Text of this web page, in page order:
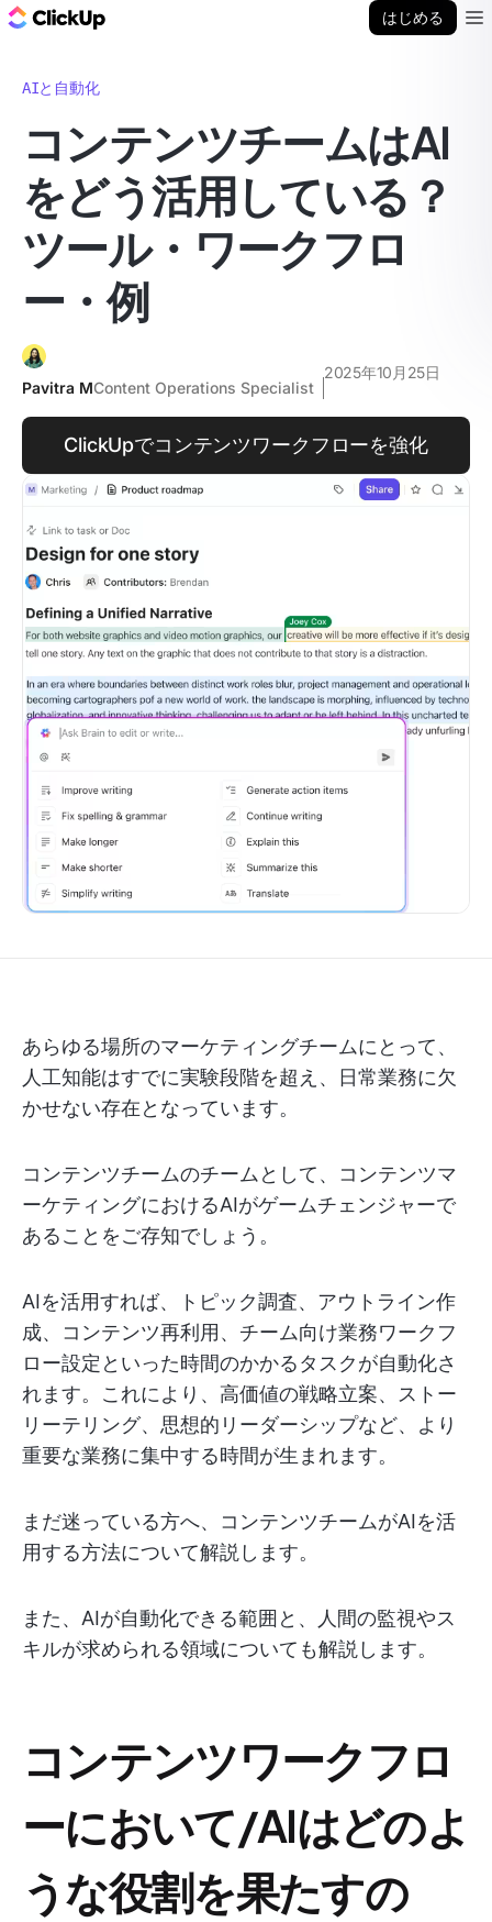
はじめる
AIと自動化
コンテンツチームはAI
をどう活用している？
ツール・ワークフロ
ー・例
Pavitra MContent Operations Specialist
2025年10月25日
ClickUpでコンテンツワークフローを強化
あらゆる場所のマーケティングチームにとって、
人工知能はすでに実験段階を超え、日常業務に欠
かせない存在となっています。
コンテンツチームのチームとして、コンテンツマ
ーケティングにおけるAIがゲームチェンジャーで
あることをご存知でしょう。
AIを活用すれば、トピック調査、アウトライン作
成、コンテンツ再利用、チーム向け業務ワークフ
ロー設定といった時間のかかるタスクが自動化さ
れます。これにより、高価値の戦略立案、ストー
リーテリング、思想的リーダーシップなど、より
重要な業務に集中する時間が生まれます。
まだ迷っている方へ、コンテンツチームがAIを活
用する方法について解説します。
また、AIが自動化できる範囲と、人間の監視やス
キルが求められる領域についても解説します。
コンテンツワークフロ
ーにおいて/AIはどのよ
うな役割を果たすの